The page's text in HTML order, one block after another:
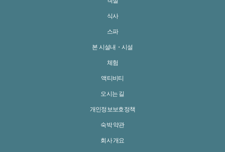
식사
스파
본 시설내・시설
체험
액티비티
오시는 길
개인정보보호정책
숙박 약관
회사 개요